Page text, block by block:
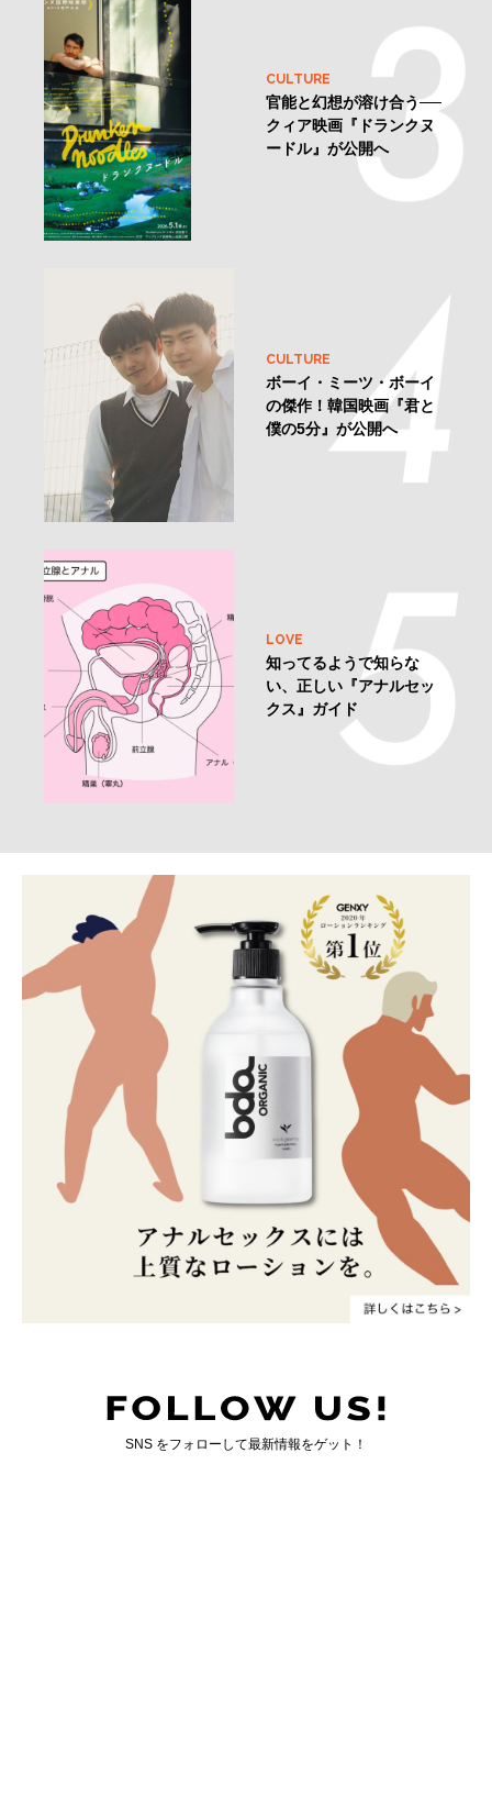
CULTURE
官能と幻想が溶け合う──
クィア映画『ドランクヌ
ードル』が公開へ
CULTURE
ボーイ・ミーツ・ボーイ
の傑作！韓国映画『君と
僕の5分』が公開へ
LOVE
知ってるようで知らな
い、正しい『アナルセッ
クス』ガイド
SNS をフォローして最新情報をゲット！